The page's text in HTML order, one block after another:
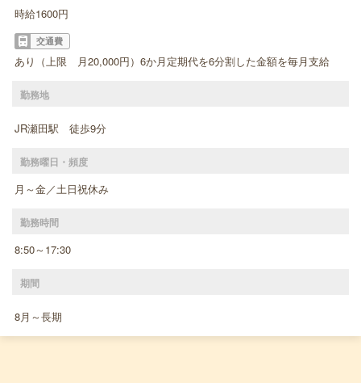
時給1600円
交通費
あり（上限 月20,000円）6か月定期代を6分割した金額を毎月支給
勤務地
JR瀬田駅 徒歩9分
勤務曜日・頻度
月～金／土日祝休み
勤務時間
8:50～17:30
期間
8月～長期